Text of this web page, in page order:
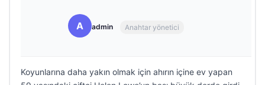
A admin Anahtar yönetici
Koyunlarına daha yakın olmak için ahırın içine ev yapan